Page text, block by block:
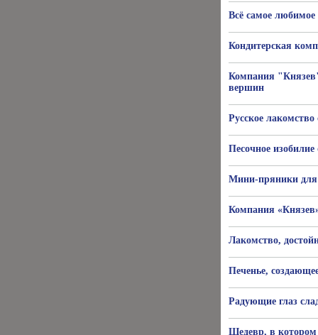
Всё самое
Кондитерская
Компания
вершин
Русское
Песочное
Мини-пряники для
Компания
Лакомство,
Печенье,
Радующие глаз
Шедевр, в котором